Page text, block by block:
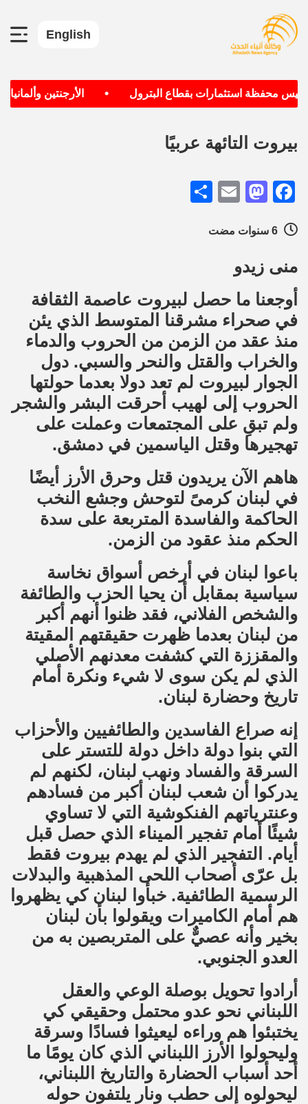
English
محفظة استثمارات بقطاع البترول الأرجنتين وألمانيا
بيروت التائهة عربيًا
Facebook
Mastodon
Email
منى زيدو
أوجعنا ما حصل لبيروت عاصمة الثقافة
في صحراء مشرقنا المتوسط الذي يئن
منذ عقد من الزمن من الحروب والدماء
والخراب والقتل والنحر والسبي. دول
الجوار لبيروت لم تعد دولا بعدما حولتها
الحروب إلى لهيب أحرقت البشر والشجر
ولم تبقِ على المجتمعات وعملت على
تهجيرها وقتل الياسمين في دمشق.
هاهم الآن يريدون قتل وحرق الأرز أيضًا
في لبنان كرمىً لتوحش وجشع النخب
الحاكمة والفاسدة المتربعة على سدة
الحكم منذ عقود من الزمن.
باعوا لبنان في أرخص أسواق نخاسة
سياسية بمقابل أن يحيا الحزب والطائفة
والشخص الفلاني، فقد ظنوا أنهم أكبر
من لبنان بعدما ظهرت حقيقتهم المقيتة
والمقززة التي كشفت معدنهم الأصلي
الذي لم يكن سوى لا شيء ونكرة أمام
تاريخ وحضارة لبنان.
إنه صراع الفاسدين والطائفيين والأحزاب
التي بنوا دولة داخل دولة للتستر على
السرقة والفساد ونهب لبنان، لكنهم لم
يدركوا أن شعب لبنان أكبر من فسادهم
وعنترياتهم الفنكوشية التي لا تساوي
شيئًا أمام تفجير الميناء الذي حصل قبل
أيام. التفجير الذي لم يهدم بيروت فقط
بل عرّى أصحاب اللحى المذهبية والبدلات
الرسمية الطائفية. خبأوا لبنان كي يظهروا
هم أمام الكاميرات ويقولوا بأن لبنان
بخير وأنه عصيٌّ على المتربصين به من
العدو الجنوبي.
أرادوا تحويل بوصلة الوعي والعقل
اللبناني نحو عدو محتمل وحقيقي كي
يختبئوا هم وراءه ليعيثوا فسادًا وسرقة
وليحولوا الأرز اللبناني الذي كان يومًا ما
أحد أسباب الحضارة والتاريخ اللبناني،
ليحولوه إلى حطب ونار يلتفون حوله